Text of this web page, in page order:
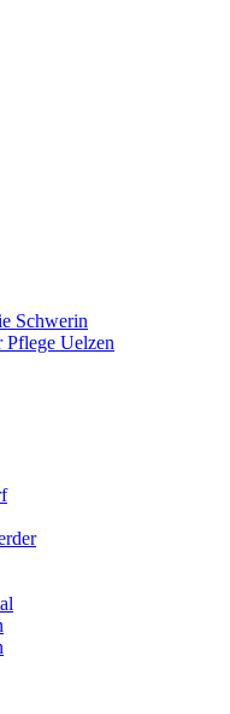
Schwerin
Pflege Uelzen